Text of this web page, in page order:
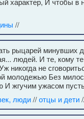
//
рыцарей минувших
людей. И те, кому
никогда не
молодежью Без
И жгучим ужасом
люди//отцы и дети